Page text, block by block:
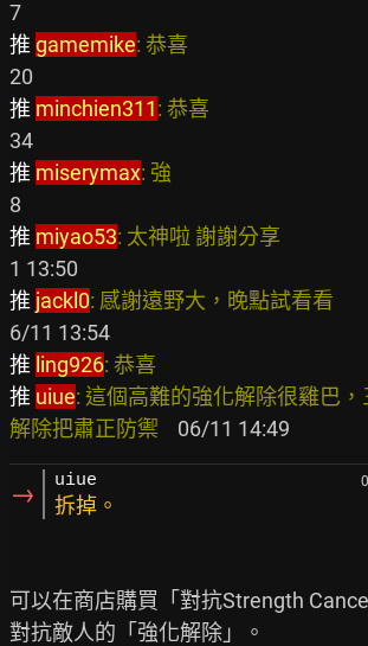
推 gamemike: 恭
推 minchien311: 恭
推 miserymax:
推 miyao53: 太神啦 謝
推 jackl0: 感謝遠野大，晚
推 ling926: 恭
推 uiue: 這個高難的強化解除很雞巴
解除把肅正防禦
→ uiue
拆掉。
可以在商店購買「對抗Strength
對抗敵人的「強化解除」。